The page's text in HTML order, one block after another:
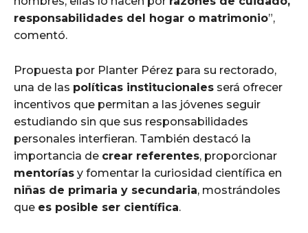
responsabilidades del hogar o matrimonio”,
comentó.
Propuesta por Planter Pérez para su rectorado,
una de las políticas institucionales será ofrecer
incentivos que permitan a las jóvenes seguir
estudiando sin que sus responsabilidades
personales interfieran. También destacó la
importancia de crear referentes, proporcionar
mentorías y fomentar la curiosidad científica en
niñas de primaria y secundaria, mostrándoles
que es posible ser científica.